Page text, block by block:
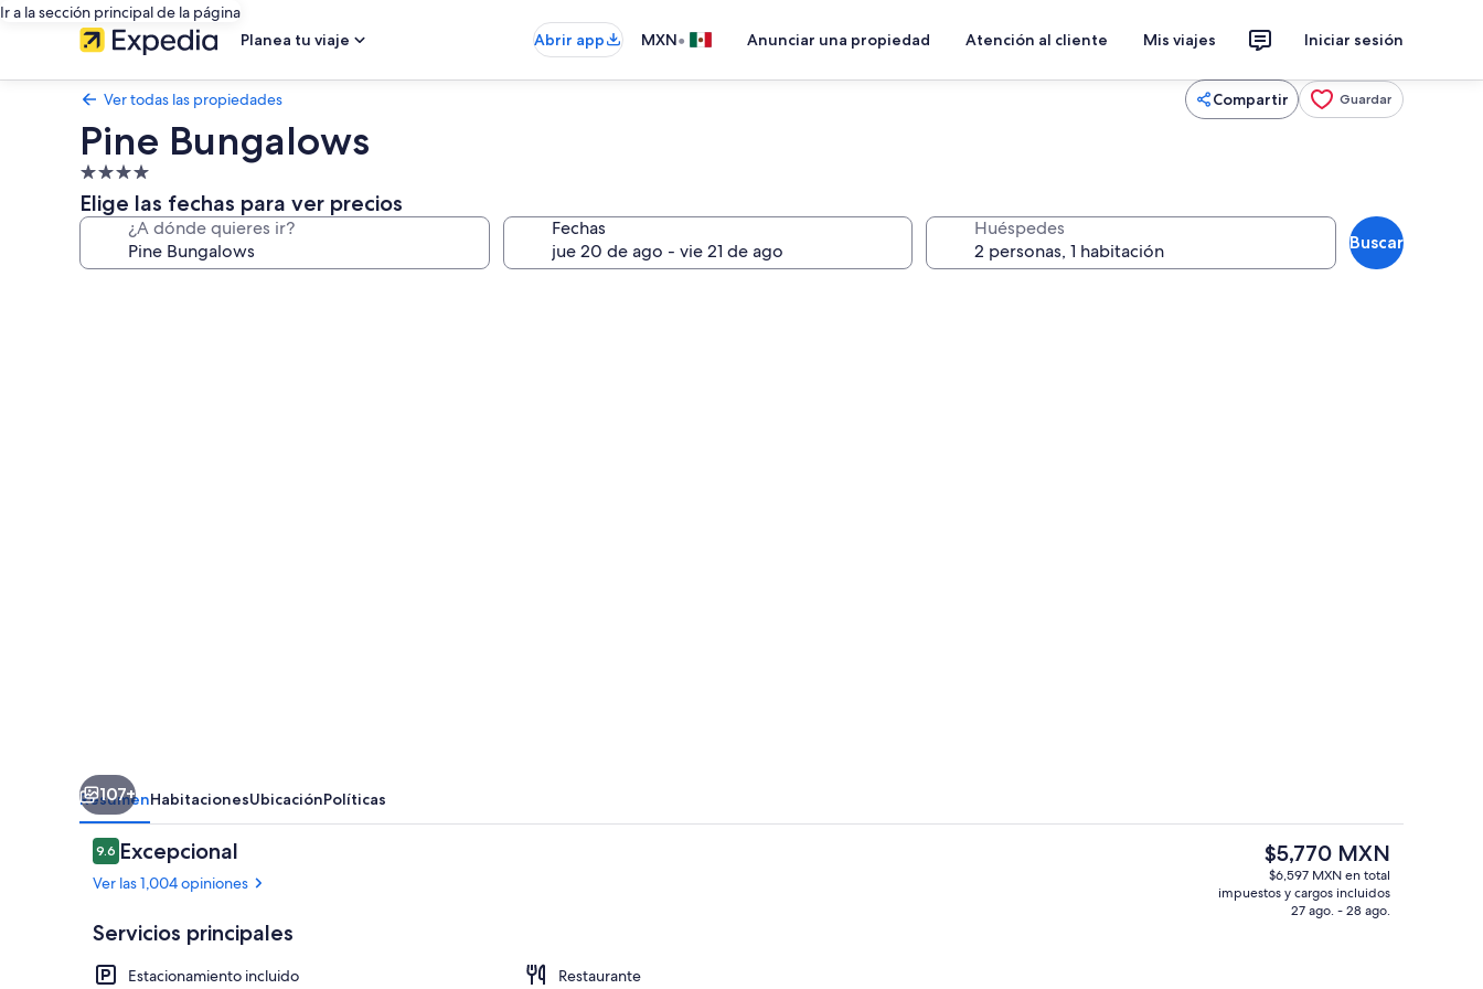
Ir a la sección principal de la página
Planea tu viaje
Abrir app MXN• Anunciar una propiedad Atención al cliente Mis viajes Iniciar sesión
Ver todas las propiedades Compartir Guardar
Pine Bungalows
Propiedad
de
4.0
estrellas
Elige las fechas para ver precios
¿A dónde quieres ir? Fechas Huéspedes
Buscar
Chalet | Área de sala de estar
107+
ResumenHabitacionesUbicaciónPolíticas
Opiniones
9.69.6 de 10,
Excepcional
Ver las 1,004 opiniones
Servicios principales
Estacionamiento incluido
Restaurante
El
precio
actual
$5,770 MXN
$6,597 MXN en total
impuestos y cargos incluidos
27 ago. - 28 ago.